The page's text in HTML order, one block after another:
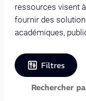
ressources visent
fournir des
académiques,
Filtres